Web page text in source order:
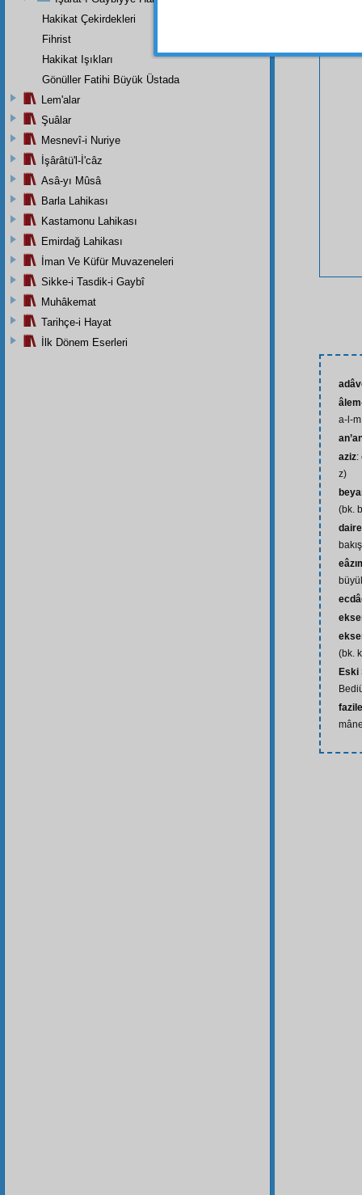
a-l-
aziz:
z)
(bk.
(bk.
Eski
Hakikat Çekirdekleri
Fihrist
Hakikat Işıkları
Gönüller Fatihi Büyük Üstada
Lem'alar
Şuâlar
Mesnevî-i Nuriye
İşârâtü'l-İ'câz
Asâ-yı Mûsâ
Barla Lahikası
Kastamonu Lahikası
Emirdağ Lahikası
İman Ve Küfür Muvazeneleri
Sikke-i Tasdik-i Gaybî
Muhâkemat
Tarihçe-i Hayat
İlk Dönem Eserleri